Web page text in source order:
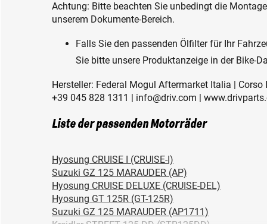
Achtung: Bitte beachten Sie unbedingt die
unserem Dokumente-Bereich.
Falls Sie den passenden Ölfilter für Ihr
Sie bitte unsere Produktanzeige in der Bike-
Hersteller: Federal Mogul Aftermarket Italia |
+39 045 828 1311 | info@driv.com |
Liste der passenden Motorräder
Hyosung CRUISE I (CRUISE-I)
Suzuki GZ 125 MARAUDER (AP)
Hyosung CRUISE DELUXE (CRUISE-DEL)
Hyosung GT 125R (GT-125R)
Suzuki GZ 125 MARAUDER (AP1711)